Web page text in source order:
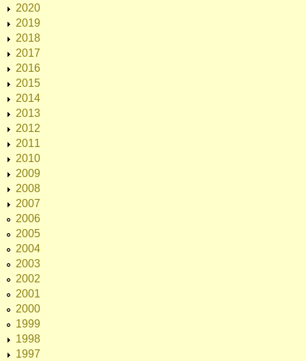
2020
2019
2018
2017
2016
2015
2014
2013
2012
2011
2010
2009
2008
2007
2006
2005
2004
2003
2002
2001
2000
1999
1998
1997